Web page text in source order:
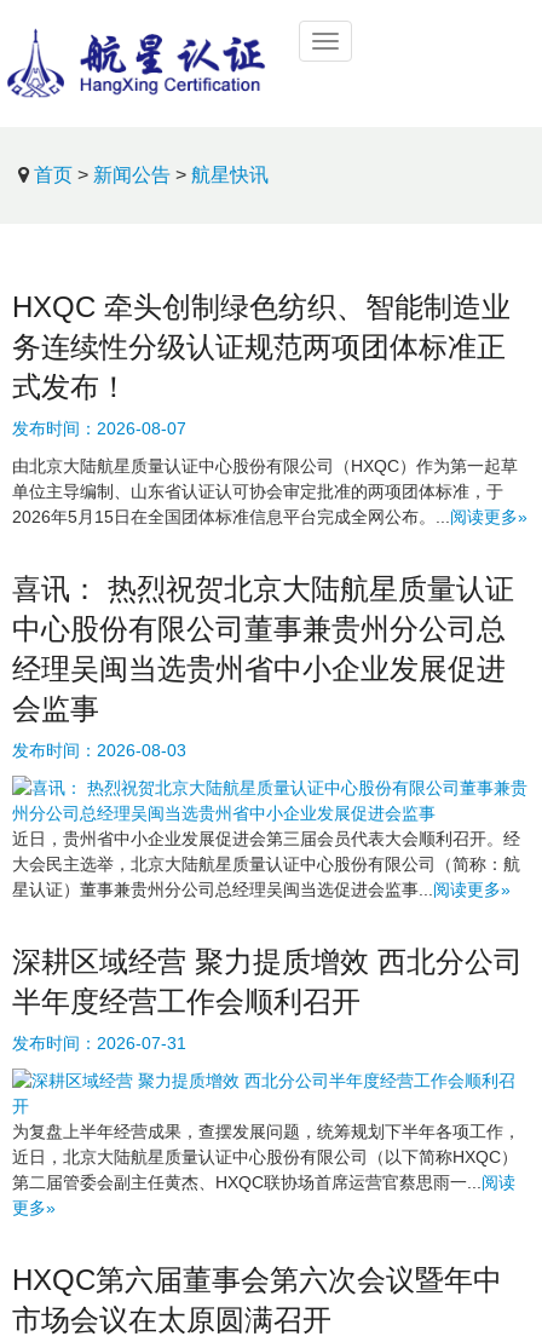
首页 > 新闻公告 > 航星快讯
HXQC 牵头创制绿色纺织、智能制造业
务连续性分级认证规范两项团体标准正
式发布！
发布时间： 2026-08-07
由北京大陆航星质量认证中心股份有限公司（HXQC）作为第一起草
单位主导编制、山东省认证认可协会审定批准的两项团体标准，于
2026年5月15日在全国团体标准信息平台完成全网公布。... 阅读更多»
喜讯： 热烈祝贺北京大陆航星质量认证
中心股份有限公司董事兼贵州分公司总
经理吴闽当选贵州省中小企业发展促进
会监事
发布时间： 2026-08-03
近日，贵州省中小企业发展促进会第三届会员代表大会顺利召开。经
大会民主选举，北京大陆航星质量认证中心股份有限公司（简称：航
星认证）董事兼贵州分公司总经理吴闽当选促进会监事... 阅读更多»
深耕区域经营 聚力提质增效 西北分公司
半年度经营工作会顺利召开
发布时间： 2026-07-31
为复盘上半年经营成果，查摆发展问题，统筹规划下半年各项工作，
近日，北京大陆航星质量认证中心股份有限公司（以下简称HXQC）
第二届管委会副主任黄杰、HXQC联协场首席运营官蔡思雨一... 阅读
更多»
HXQC第六届董事会第六次会议暨年中
市场会议在太原圆满召开